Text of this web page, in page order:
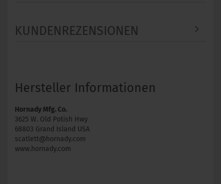
KUNDENREZENSIONEN
Hersteller Informationen
Hornady Mfg. Co.
3625 W. Old Potish Hwy
68803 Grand Island USA
scatlett@hornady.com
www.hornady.com